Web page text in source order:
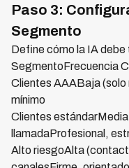
Paso 3:
Segmento
Define cómo la IA
SegmentoFrecuencia
Clientes AAABaja
mínimo
Clientes
llamadaProfesional,
Alto riesgoAlta